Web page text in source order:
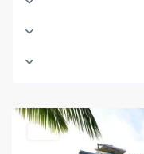
للبيع